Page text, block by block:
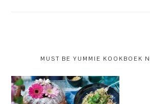
MUST BE YUMMIE KOOKBOEK